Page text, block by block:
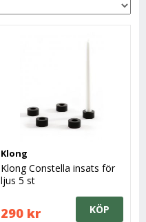
Klong
Klong Constella insats för
ljus 5 st
290 kr KÖP